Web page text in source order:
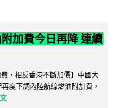
加費今日再降 連續
，相反香港不斷加價】中國大
度下調內陸航線燃油附加費，